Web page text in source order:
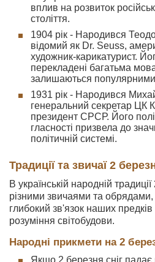
вплив на розвиток
століття.
1904 рік - Народився
відомий як Dr. Seuss,
художник-карикатурист.
перекладені багатьма
залишаються популярними
1931 рік - Народився
генеральний секретар ЦК
президент СРСР. Його
гласності призвела до
політичній системі.
Традиції та звичаї 2
В українській народній
різними звичаями та обрядами,
глибокий зв'язок наших
розуміння світобудови.
Народні прикмети на 2
Якщо 2 березня сніг